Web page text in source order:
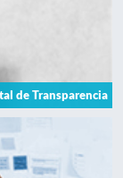
de Transparencia